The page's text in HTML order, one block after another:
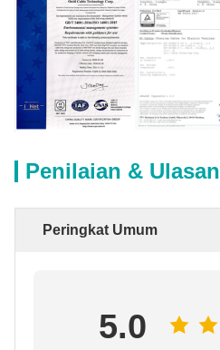
Penilaian & Ulasan
Peringkat Umum
5.0